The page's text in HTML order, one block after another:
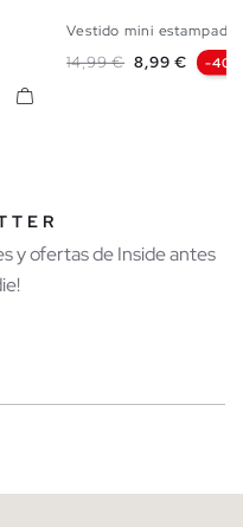
S
Vestido mini
Precio base
14,99 € Precio
8,99 € -40%
y ofertas de Inside antes